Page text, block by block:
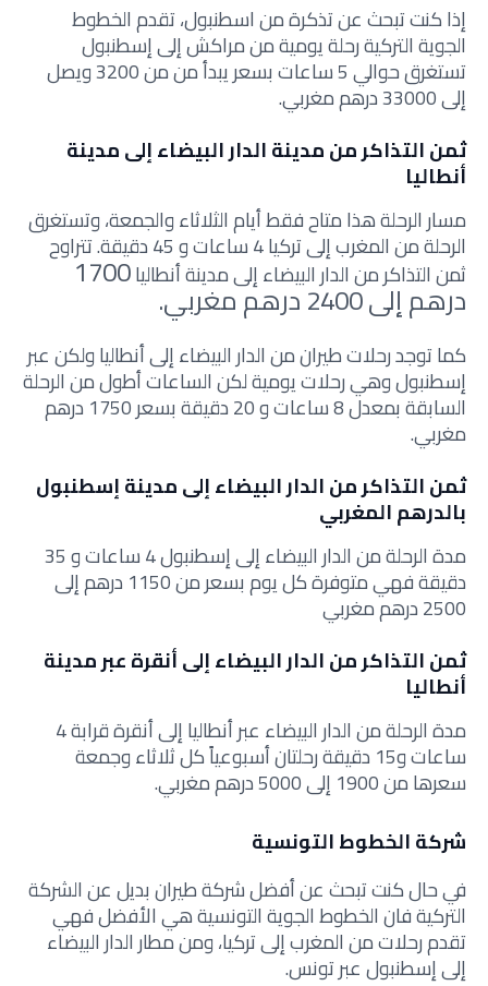
إذا كنت تبحث عن تذكرة من اسطنبول، تقدم الخطوط
الجوية التركية رحلة يومية من مراكش إلى إسطنبول
تستغرق حوالي 5 ساعات بسعر يبدأ من من 3200 ويصل
إلى 33000 درهم مغربي.
ثمن التذاكر من مدينة الدار البيضاء إلى مدينة
أنطاليا
مسار الرحلة هذا متاح فقط أيام الثلاثاء والجمعة، وتستغرق
الرحلة من المغرب إلى تركيا 4 ساعات و 45 دقيقة. تتراوح
ثمن التذاكرمن الدار البيضاء إلى مدينة أنطاليا1700
درهم إلى 2400 درهم مغربي.
كما توجد رحلات طيران من الدار البيضاء إلى أنطاليا ولكن عبر
إسطنبول وهي رحلات يومية لكن الساعات أطول من الرحلة
السابقة بمعدل 8 ساعات و 20 دقيقة بسعر 1750 درهم
مغربي.
ثمن التذاكر من الدار البيضاء إلى مدينة إسطنبول
بالدرهم المغربي
مدة الرحلة من الدار البيضاء إلى إسطنبول 4 ساعات و 35
دقيقة فهي متوفرة كل يوم بسعر من 1150 درهم إلى
2500 درهم مغربي
ثمن التذاكر من الدار البيضاء إلى أنقرة عبر مدينة
أنطاليا
مدة الرحلة من الدار البيضاء عبر أنطاليا إلى أنقرة قرابة 4
ساعات و15 دقيقة رحلتان أسبوعياً كل ثلاثاء وجمعة
سعرها من 1900 إلى 5000 درهم مغربي.
شركة الخطوط التونسية
في حال كنت تبحث عن أفضل شركة طيران بديل عن الشركة
التركية فان الخطوط الجوية التونسية هي الأفضل فهي
تقدم رحلات من المغرب إلى تركيا، ومن مطار الدار البيضاء
إلى إسطنبول عبر تونس.